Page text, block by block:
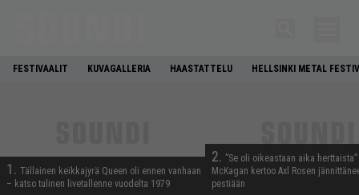
FESTIVAALIT KUVAGALLERIA HAASTATTELU HELLSINKI METAL
1. Tällainen keikkajyrä Queen oli ennen vanhaan
– katso tulinen livetallenne vuodelta 1979
2. ”Se oli oikeastaan aika
McKagan kertoo Axl Rosen
pestiään